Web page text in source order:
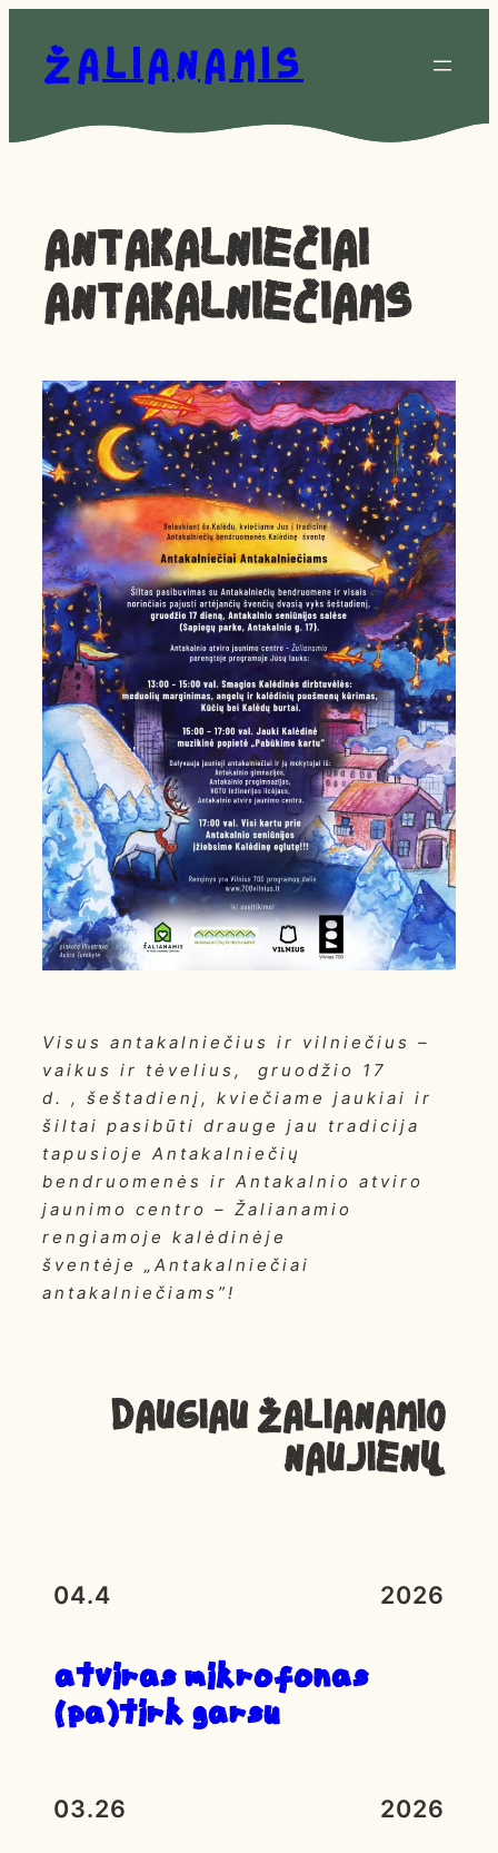
prie
turinio
Žalianamis
Antakalniečiai
Antakalniečiams
Visus antakalniečius ir vilniečius –
vaikus ir tėvelius, gruodžio 17
d. , šeštadienį, kviečiame jaukiai ir
šiltai pasibūti drauge jau tradicija
tapusioje Antakalniečių
bendruomenės ir Antakalnio atviro
jaunimo centro – Žalianamio
rengiamoje kalėdinėje
šventėje „Antakalniečiai
antakalniečiams”!
Daugiau ŽALIANAMIO
NAUJIENŲ
04.4 2026
atviras mikrofonas
(pa)tirk garsu
03.26 2026